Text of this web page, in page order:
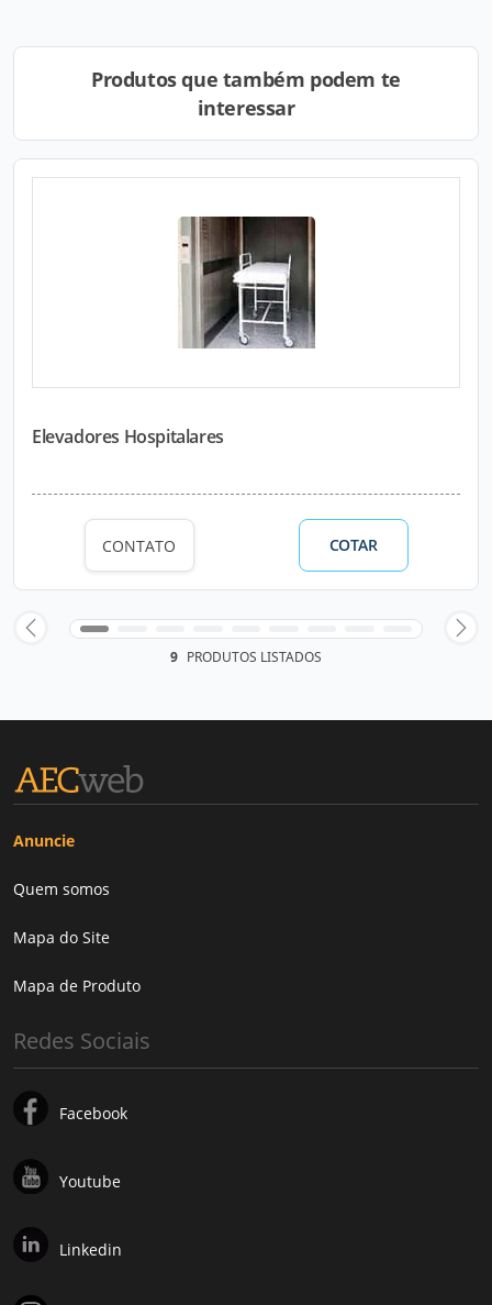
Produtos que também podem te
interessar
Elevadores Hospitalares
CONTATO COTAR
9 PRODUTOS LISTADOS
Anuncie
Quem somos
Mapa do Site
Mapa de Produto
Redes Sociais
Facebook
Youtube
Linkedin